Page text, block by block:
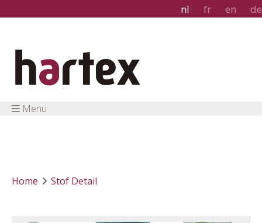
nl fr en de
Menu
Home Stof Detail